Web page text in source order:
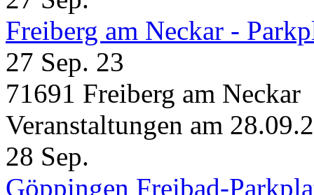
Freiberg am Neckar -
27 Sep. 23
71691 Freiberg am Neckar
Veranstaltungen am
28 Sep.
Göppingen Freibad-